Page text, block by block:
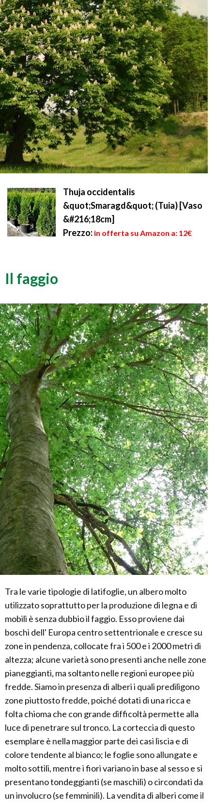
Thuja occidentalis
&quot;Smaragd&quot; (Tuia) [Vaso
&#216;18cm]
Prezzo: in offerta su Amazon a: 12€
Il faggio
Tra le varie tipologie di latifoglie, un albero molto
utilizzato soprattutto per la produzione di legna e di
mobili è senza dubbio il faggio. Esso proviene dai
boschi dell' Europa centro settentrionale e cresce su
zone in pendenza, collocate fra i 500 e i 2000 metri di
altezza; alcune varietà sono presenti anche nelle zone
pianeggianti, ma soltanto nelle regioni europee più
fredde. Siamo in presenza di alberi i quali prediligono
zone piuttosto fredde, poiché dotati di una ricca e
folta chioma che con grande difficoltà permette alla
luce di penetrare sul tronco. La corteccia di questo
esemplare è nella maggior parte dei casi liscia e di
colore tendente al bianco; le foglie sono allungate e
molto sottili, mentre i fiori variano in base al sesso e si
presentano tondeggianti (se maschili) o circondati da
un involucro (se femminili). La vendita di alberi come il